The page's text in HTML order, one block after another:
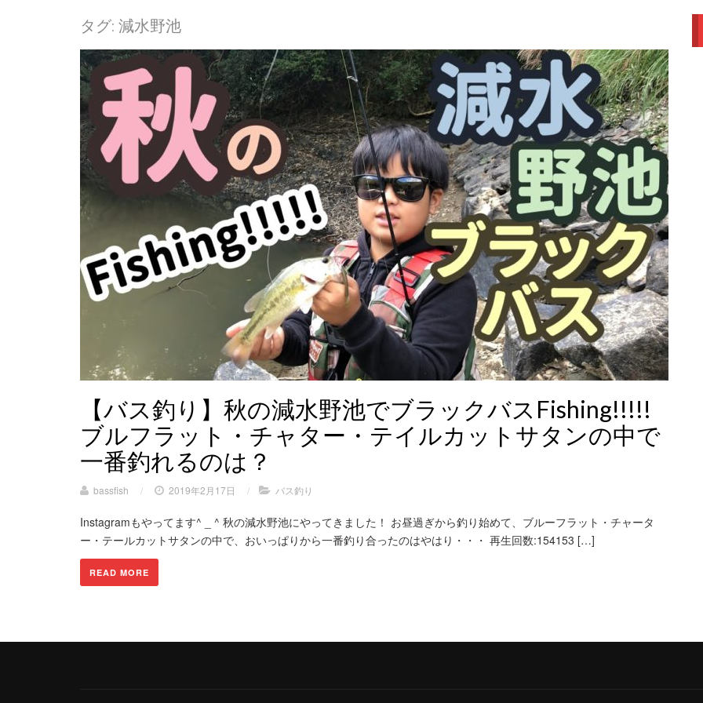
タグ: 減水野池
【バス釣り】秋の減水野池でブラックバスFishing!!!!!
ブルフラット・チャター・テイルカットサタンの中で
一番釣れるのは？
bassfish / 2019年2月17日 / バス釣り
Instagramもやってます^ _ ^ 秋の減水野池にやってきました！ お昼過ぎから釣り始めて、ブルーフラット・チャータ
ー・テールカットサタンの中で、おいっぱりから一番釣り合ったのはやはり・・・ 再生回数:154153 […]
READ MORE